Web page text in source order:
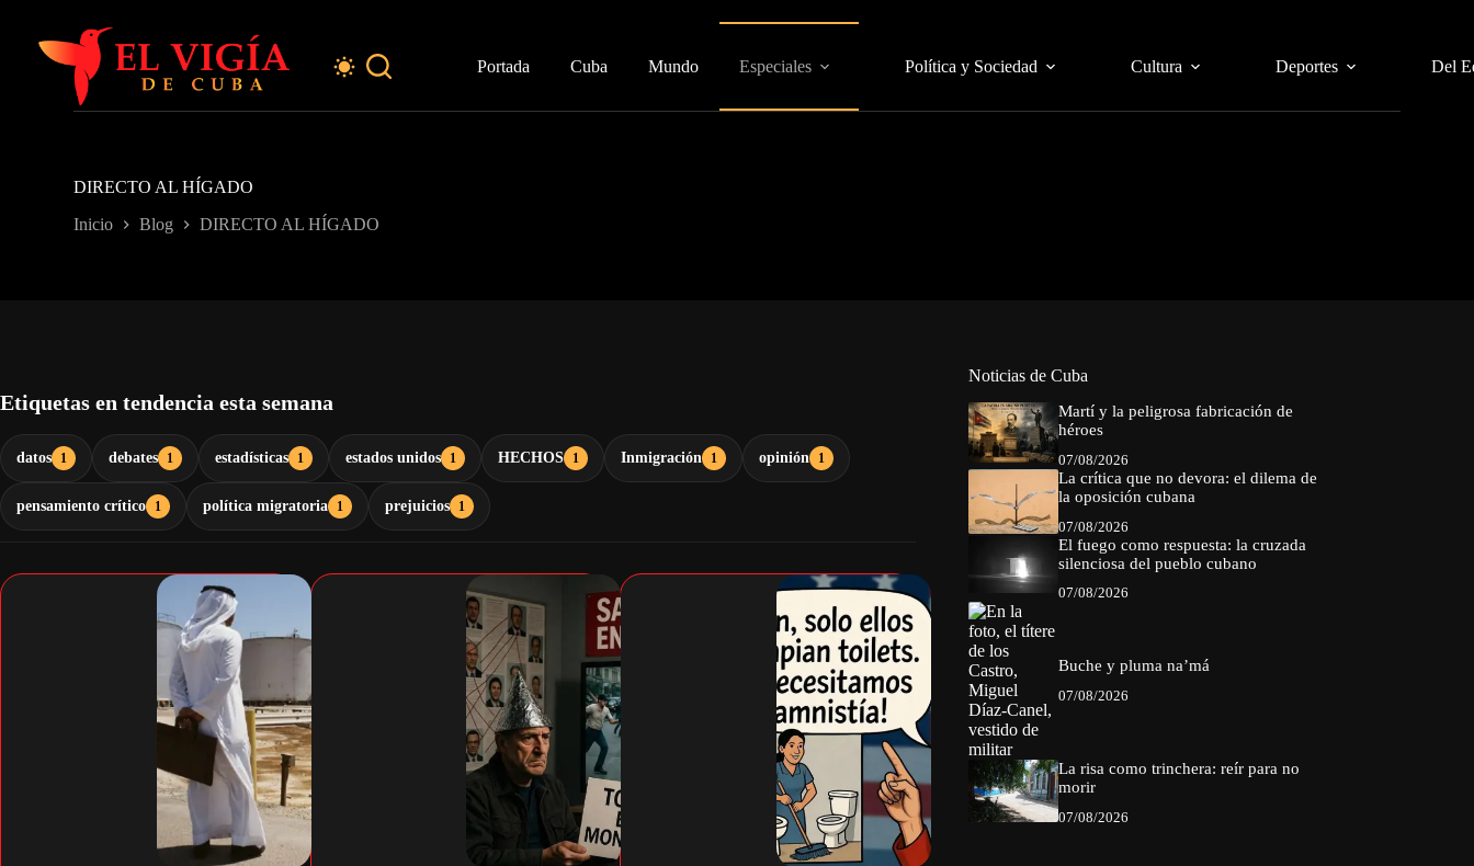
contenido
Portada Cuba Mundo Especiales Política y Sociedad Cultura Deportes Del
DIRECTO AL HÍGADO
Inicio Blog DIRECTO AL HÍGADO
Etiquetas en tendencia esta semana
datos 1 debates 1 estadísticas 1 estados unidos 1 HECHOS 1 Inmigración 1 opinión 1
pensamiento crítico 1 política migratoria 1 prejuicios 1
Noticias de Cuba
Martí y la peligrosa fabricación de
héroes
07/08/2026
La crítica que no devora: el dilema de
la oposición cubana
07/08/2026
El fuego como respuesta: la cruzada
silenciosa del pueblo cubano
07/08/2026
Buche y pluma na’má
07/08/2026
La risa como trinchera: reír para no
morir
07/08/2026